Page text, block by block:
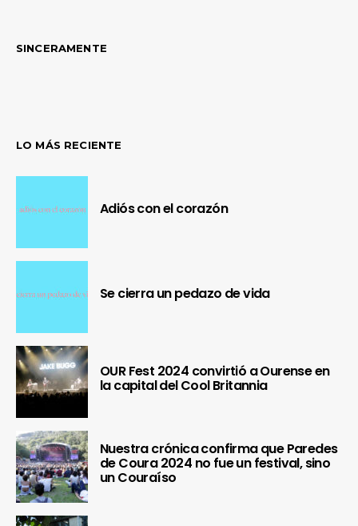
SINCERAMENTE
LO MÁS RECIENTE
Adiós con el corazón
Se cierra un pedazo de vida
OUR Fest 2024 convirtió a Ourense en
la capital del Cool Britannia
Nuestra crónica confirma que Paredes
de Coura 2024 no fue un festival, sino
un Couraíso